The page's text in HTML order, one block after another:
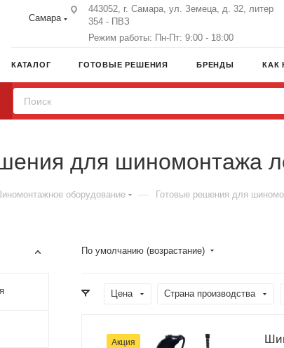
Самара
443052, г. Самара, ул. Земеца, д. 32, литер
354 - ПВЗ
Режим работы: Пн-Пт: 9:00 - 18:00
КАТАЛОГ ГОТОВЫЕ РЕШЕНИЯ БРЕНДЫ КАК
для шиномонтажа
оборудование — Готовые решения для
По умолчанию (возрастание)
Цена Страна производства
Акция